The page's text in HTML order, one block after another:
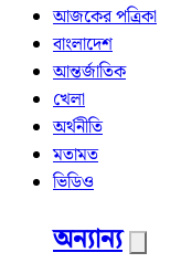
আজকের পত্রিকা
বাংলাদেশ
আন্তর্জাতিক
খেলা
অর্থনীতি
মতামত
ভিডিও
অন্যান্য